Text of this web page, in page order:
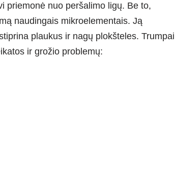
priemonė nuo peršalimo ligų. Be to,
naudingais mikroelementais. Ją
plaukus ir nagų plokšteles. Trumpai
ir grožio problemų: